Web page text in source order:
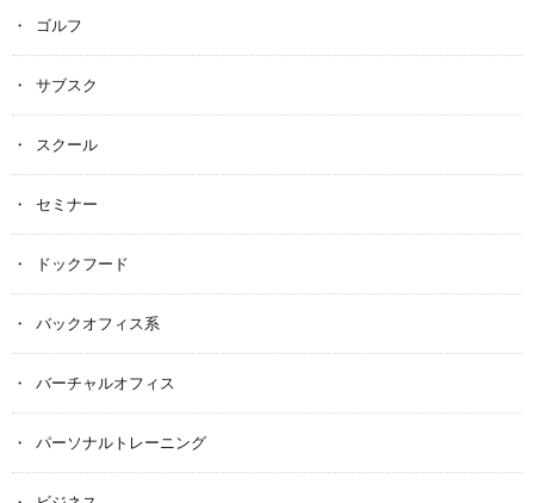
ゴルフ
サブスク
スクール
セミナー
ドックフード
バックオフィス系
バーチャルオフィス
パーソナルトレーニング